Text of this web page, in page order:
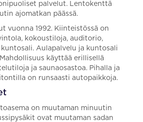
palvelut. Lentokenttä
ajomatkan päässä.
vuonna 1992. Kiinteistössä on
kokoustiloja, auditorio,
Aulapalvelu ja kuntosali
käyttää erillisellä
ja saunaosastoa. Pihalla ja
on runsaasti autopaikkoja.
on muutaman minuutin
ovat muutaman sadan